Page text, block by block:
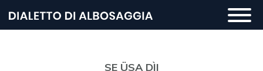
SE ÜSA DÌI